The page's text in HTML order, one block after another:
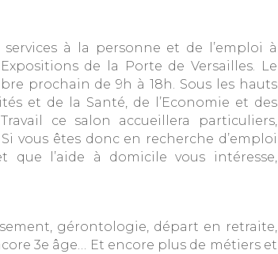
à la personne et de l’emploi à
de la Porte de Versailles. Le
prochain de 9h à 18h. Sous les hauts
et de la Santé, de l’Economie et des
ce salon accueillera particuliers,
vous êtes donc en recherche d’emploi
l’aide à domicile vous intéresse,
gérontologie, départ en retraite,
3e âge… Et encore plus de métiers et